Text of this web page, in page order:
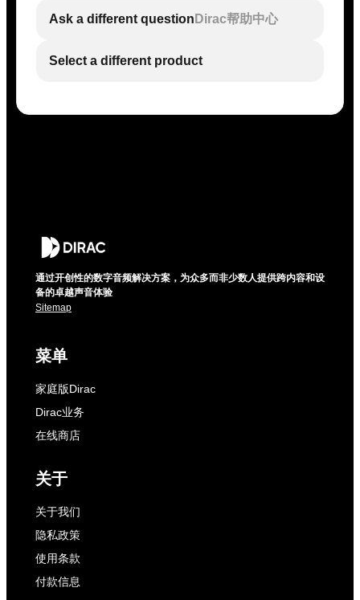
Ask a different question Dirac帮助中心
Select a different product
通过开创性的数字音频解决方案，为众多而非少数人提供跨内容和设
备的卓越声音体验
Sitemap
菜单
家庭版Dirac
Dirac业务
在线商店
关于
关于我们
隐私政策
使用条款
付款信息